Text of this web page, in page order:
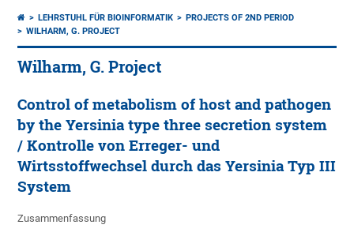
LEHRSTUHL FÜR BIOINFORMATIK
PROJECTS OF 2ND PERIOD
WILHARM, G. PROJECT
Wilharm, G. Project
Control of metabolism of host and pathogen
by the Yersinia type three secretion system
/ Kontrolle von Erreger- und
Wirtsstoffwechsel durch das Yersinia Typ III
System
Zusammenfassung